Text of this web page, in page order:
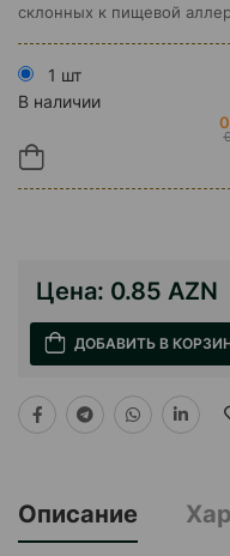
склонных к пищевой
1 шт
В наличии
Цена: 0.85 AZN
ДОБАВИТЬ В
Описание